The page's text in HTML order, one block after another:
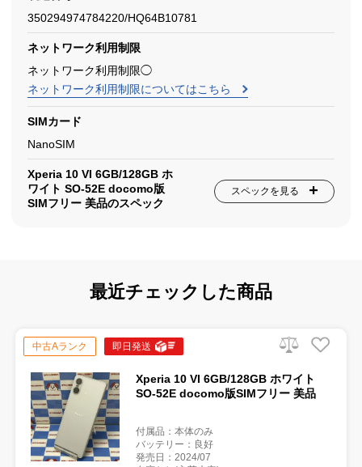
350294974784220/HQ64B10781
ネットワーク利用制限
ネットワーク利用制限◯
ネットワーク利用制限についてはこちら
SIMカード
NanoSIM
Xperia 10 VI 6GB/128GB ホ
ワイト SO-52E docomo版
SIMフリー 美品のスペック
スペックを見る
最近チェックした商品
中古Aランク 即日発送
Xperia 10 VI 6GB/128GB ホワイト
SO-52E docomo版SIMフリー 美品
付属品：本体のみ
バッテリー：良好
発売日：2024/07